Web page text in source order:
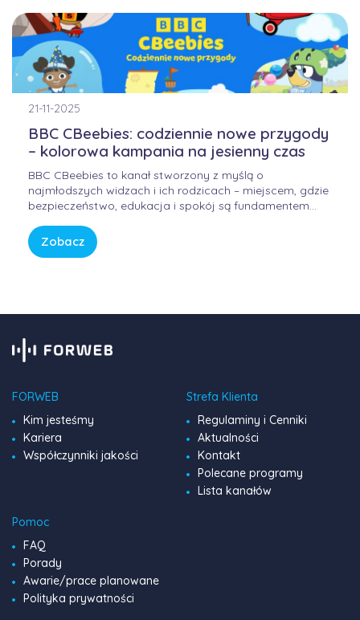
21-11-2025
BBC CBeebies: codziennie nowe przygody
– kolorowa kampania na jesienny czas
BBC CBeebies to kanał stworzony z myślą o
najmłodszych widzach i ich rodzicach – miejscem, gdzie
bezpieczeństwo, edukacja i spokój są fundamentem
tempa, CBeebies oferuje przestrzeń, w której dzieci
mogą odkrywać świat w sposób bezpieczny, kreatywny i
Zobacz
FORWEB
Kim jesteśmy
Kariera
Współczynniki jakości
Strefa Klienta
Regulaminy i Cenniki
Aktualności
Kontakt
Polecane programy
Lista kanałów
Pomoc
FAQ
Porady
Awarie/prace planowane
Polityka prywatności